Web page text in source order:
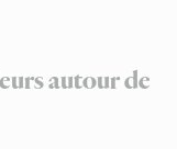
autour de